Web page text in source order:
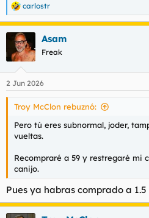
R
e
a
i
e
s
carlostr
Asam
Freak
2 Jun 2026
Troy McClon rebuznó:
Pero tú eres subnormal, joder,
vueltas.
Recompraré a 59 y restregaré mi
canijo.
Pues ya habras comprado a